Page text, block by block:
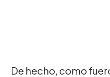
De hecho, como